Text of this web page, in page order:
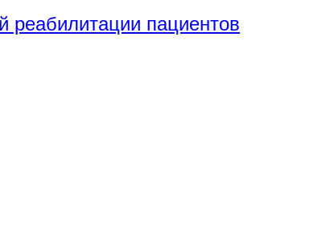
реабилитации пациентов